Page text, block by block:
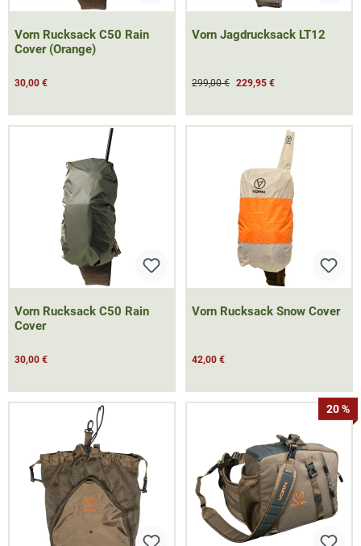
Vorn Rucksack C50 Rain
Cover (Orange)
30,00 €
Vorn Jagdrucksack LT12
299,00 € 229,95 €
Vorn Rucksack C50 Rain
Cover
30,00 €
Vorn Rucksack Snow Cover
42,00 €
20 %